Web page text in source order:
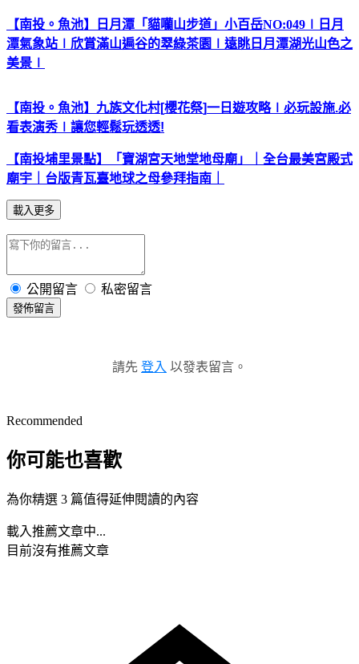
【南投。魚池】日月潭「貓囒山步道」小百岳NO:049
日月
潭氣象站
欣賞滿山遍谷的翠綠茶園
遠眺日月潭湖光山色之
美景
【南投。魚池】九族文化村[櫻花祭]一日遊攻略∣ 必玩設施.必
看表演秀
讓您輕鬆玩透透!
【南投埔里景點】「寶湖宮天地堂地母廟」｜全台最美宮殿式
廟宇｜台版青瓦臺地球之母參拜指南｜
載入更多
公開留言 私密留言
發佈留言
請先 登入 以發表留言。
Recommended
你可能也喜歡
為你精選 3 篇值得延伸閱讀的內容
載入推薦文章中...
目前沒有推薦文章